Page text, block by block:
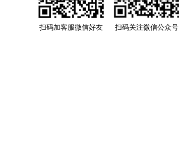
扫码加客服微信好友 扫码关注微信公众号